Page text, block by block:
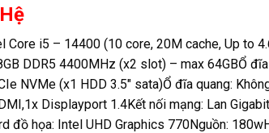
Core i5 – 14400 (10 core, 20M cache, Up to
DDR5 4400MHz (x2 slot) – max 64GBỔ
NVMe (x1 HDD 3.5″ sata)Ổ đĩa quang:
Displayport 1.4Kết nối mạng: Lan
đồ họa: Intel UHD Graphics 770Nguồn: 180w